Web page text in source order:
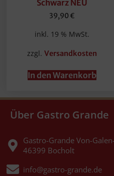
Schwarz NEU
39,90 €
inkl. 19 % MwSt.
zzgl.Versandkosten
In den Warenkorb
Über Gastro Grande
Gastro-Grande Von-
46399 Bocholt
info@gastro-grande.de